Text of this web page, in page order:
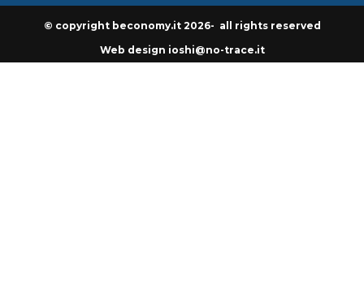
© copyright beconomy.it 2026- all rights reserved
Web design ioshi@no-trace.it